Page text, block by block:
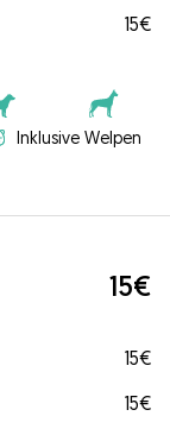
15€
Inklusive Welpen
15€
15€
15€